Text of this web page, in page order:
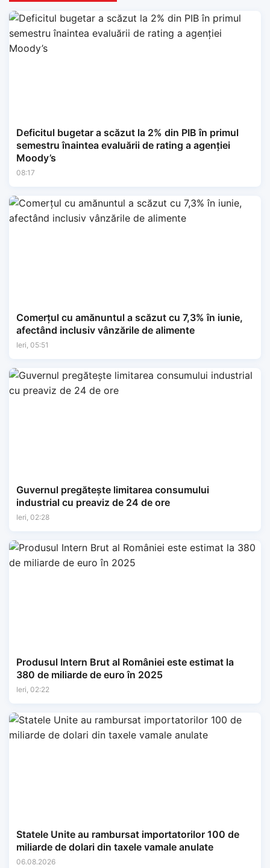
Deficitul bugetar a scăzut la 2% din PIB în primul
semestru înaintea evaluării de rating a agenției
Moody’s
08:17
Comerțul cu amănuntul a scăzut cu 7,3% în iunie,
afectând inclusiv vânzările de alimente
Ieri, 05:51
Guvernul pregătește limitarea consumului
industrial cu preaviz de 24 de ore
Ieri, 02:28
Produsul Intern Brut al României este estimat la
380 de miliarde de euro în 2025
Ieri, 02:22
Statele Unite au rambursat importatorilor 100 de
miliarde de dolari din taxele vamale anulate
06.08.2026